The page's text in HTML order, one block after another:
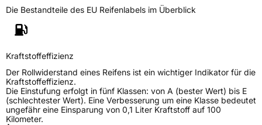
Die Bestandteile des EU Reifenlabels im Überblick
Kraftstoffeffizienz
Der Rollwiderstand eines Reifens ist ein wichtiger Indikator für die
Kraftstoffeffizienz.
Die Einstufung erfolgt in fünf Klassen: von A (bester Wert) bis E
(schlechtester Wert). Eine Verbesserung um eine Klasse bedeutet
ungefähr eine Einsparung von 0,1 Liter Kraftstoff auf 100
Kilometer.